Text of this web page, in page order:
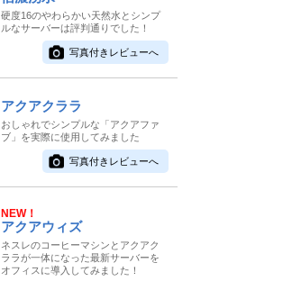
硬度16のやわらかい天然水とシンプ
ルなサーバーは評判通りでした！
写真付きレビューへ
アクアクララ
おしゃれでシンプルな「アクアファ
ブ」を実際に使用してみました
写真付きレビューへ
NEW！
アクアウィズ
ネスレのコーヒーマシンとアクアク
ララが一体になった最新サーバーを
オフィスに導入してみました！